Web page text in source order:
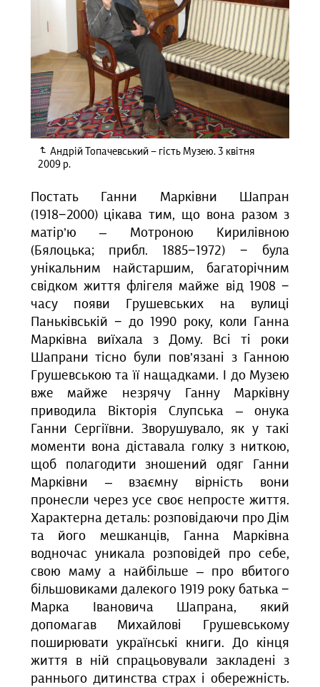
Андрій Топачевський − гість Музею. 3 квітня
2009 р.
Постать Ганни Марківни Шапран
(1918−2000) цікава тим, що вона разом з
матір’ю – Мотроною Кирилівною
(Бялоцька; прибл. 1885−1972) − була
унікальним найстаршим, багаторічним
свідком життя флігеля майже від 1908 −
часу появи Грушевських на вулиці
Паньківській − до 1990 року, коли Ганна
Марківна виїхала з Дому. Всі ті роки
Шапрани тісно були пов’язані з Ганною
Грушевською та її нащадками. І до Музею
вже майже незрячу Ганну Марківну
приводила Вікторія Слупська – онука
Ганни Сергіївни. Зворушувало, як у такі
моменти вона діставала голку з ниткою,
щоб полагодити зношений одяг Ганни
Марківни – взаємну вірність вони
пронесли через усе своє непросте життя.
Характерна деталь: розповідаючи про Дім
та його мешканців, Ганна Марківна
водночас уникала розповідей про себе,
свою маму а найбільше – про вбитого
більшовиками далекого 1919 року батька −
Марка Івановича Шапрана, який
допомагав Михайлові Грушевському
поширювати українські книги.До кінця
життя в нійспрацьовували закладені з
раннього дитинства страх і обережність.